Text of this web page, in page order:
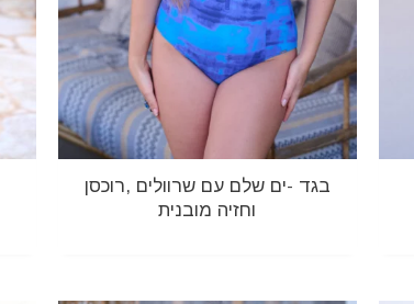
בגד -ים שלם עם שרוולים ,רוכסן
וחזיה מובנית